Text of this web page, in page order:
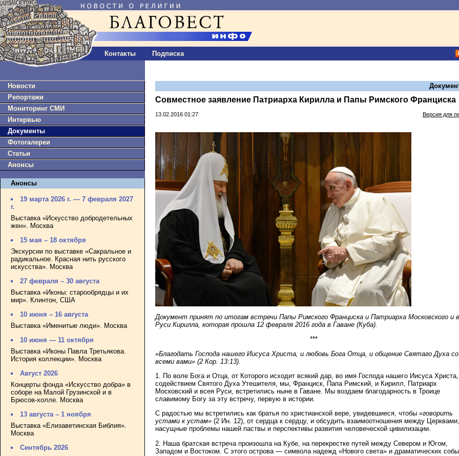
Контакты Подписка
Новости
Репортажи
Мониторинг СМИ
Интервью
Документы
Фотогалереи
Статьи
Анонсы
Анонсы
19 марта 2026 г. — 7 февраля 2027
г.
Выставка «Искусство добродетельных
жен». Москва
15 мая – 18 октября
Экскурсии по выставке «Сакральное и
радикальное. Красная нить русского
искусства». Москва
27 февраля – 30 августа
Выставка «Иконы: старообрядцы и их
мир». Клинтон, США
10 июня – 16 августа
Выставка «Именитые люди». Москва
10 июня — 11 октября
Выставка «Иконы Павла Третьякова.
История коллекции». Москва
Август 2026
Концерты фонда «Искусство добра» в
соборе на Малой Грузинской и в
Брюсов-холле. Москва
13 августа – 1 ноября
Выставка «Елизаветинская Библия».
Москва
Сентябрь 2026
Совместное заявление Патриарха Кирилла и Папы Римского Франциска
13.02.2016 01:27 Версия для
Документ принят по итогам встречи Папы Римского Франциска и Патриарха Московского и
Руси Кирилла, которая прошла 12 февраля 2016 года в Гаване (Куба).
***
«Благодать Господа нашего Иисуса Христа, и любовь Бога Отца, и общение Святаго Духа со
всеми вами» (2 Кор. 13:13).
1. По воле Бога и Отца, от Которого исходит всякий дар, во имя Господа нашего Иисуса Христа,
содействием Святого Духа Утешителя, мы, Франциск, Папа Римский, и Кирилл, Патриарх
Московский и всея Руси, встретились ныне в Гаване. Мы воздаем благодарность в Троице
славимому Богу за эту встречу, первую в истории.
С радостью мы встретились как братья по христианской вере, увидевшиеся, чтобы «говорить
устами к устам» (2 Ин. 12), от сердца к сердцу, и обсудить взаимоотношения между Церквами,
насущные проблемы нашей паствы и перспективы развития человеческой цивилизации.
2. Наша братская встреча произошла на Кубе, на перекрестке путей между Севером и Югом,
Западом и Востоком. С этого острова — символа надежд «Нового света» и драматических